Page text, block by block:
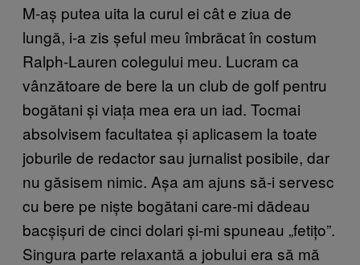
M-aș putea uita la curul ei cât e ziua de
lungă, i-a zis șeful meu îmbrăcat în costum
Ralph-Lauren colegului meu. Lucram ca
vânzătoare de bere la un club de golf pentru
bogătani și viața mea era un iad. Tocmai
absolvisem facultatea și aplicasem la toate
joburile de redactor sau jurnalist posibile, dar
nu găsisem nimic. Așa am ajuns să-i servesc
cu bere pe niște bogătani care-mi dădeau
bacșișuri de cinci dolari și-mi spuneau „fetițo”.
Singura parte relaxantă a jobului era să mă